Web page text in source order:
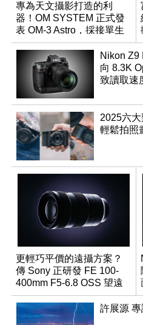
專為天文攝影打造的利
器！OM SYSTEM 正式發
表 OM-3 Astro，採接單生
產
Nikon Z9
向 8.3K
致讀取速
2025六大
輕鬆拍照
更輕巧平價的遠攝方案？
傳 Sony 正研發 FE 100-
400mm F5-6.8 OSS 望遠
變焦鏡頭
許展源